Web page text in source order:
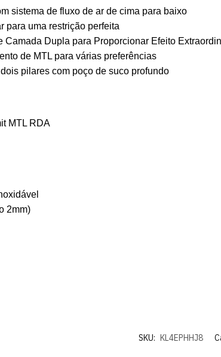
sistema de fluxo de ar de cima para baixo
para uma restrição perfeita
Camada Dupla para Proporcionar Efeito
de MTL para várias preferências
pilares com poço de suco profundo
2mm)
SKU: KL4EPHHJ8